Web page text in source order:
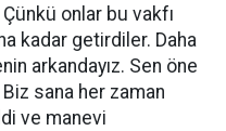
onlar bu vakfı
kadar getirdiler. Daha
arkandayız. Sen öne
sana her zaman
ve manevi